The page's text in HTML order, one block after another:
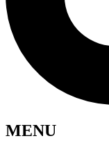
MENU